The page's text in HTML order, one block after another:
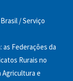
/ Serviço
as Federações da
Rurais no
Agricultura e